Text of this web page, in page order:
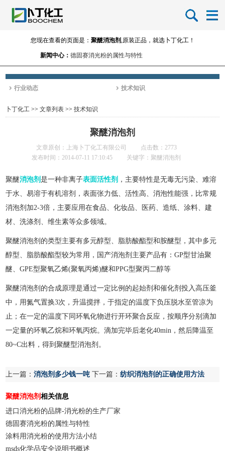
您现在查看的页面是： 聚醚消泡剂,原装正品，就选卜丁化工！
新闻中心： 德固赛消光粉的属性与特性
涂料用消光粉的使用方法小结
进口消光粉的品牌-消光粉的生产厂家
行业动态
技术知识
卜丁化工 >>文章列表 >>技术知识
聚醚消泡剂
文章原创：上海卜丁化工有限公司
点击数：2773
发布时间：2014-07-11 17:10:45
关键字：聚醚消泡剂
聚醚消泡剂是一种非离子表面活性剂 ，主要特性是无毒无污染、难溶
于水、易溶于有机溶剂，表面张力低、活性高、消泡性能强，比常规
消泡剂加2-3倍，主要应用在食品、化妆品、医药、造纸、涂料、建
材、洗涤剂、维生素等众多领域。
聚醚消泡剂的类型主要有多元醇型、脂肪酸酯型和胺醚型，其中多元
醇型、脂肪酸酯型较为常用，国产消泡剂主要产品有：GP型甘油聚
醚、GPE型聚氧乙烯(聚氧丙烯)醚和PPG型聚丙二醇等
聚醚消泡剂的合成原理是通过一定比例的起始剂和催化剂投入高压釜
中，用氮气置换3次，升温搅拌，于指定的温度下负压脱水至管凉为
止；在一定的温度下同环氧化物进行开环聚合反应，按顺序分别滴加
一定量的环氧乙烷和环氧丙烷。滴加完毕后老化40min，然后降温至
80~C出料，得到聚醚型消泡剂。
上一篇：消泡剂多少钱一吨 下一篇：纺织消泡剂的正确使用方法
聚醚消泡剂相关信息
进口消光粉的品牌-消光粉的生产厂家
德固赛消光粉的属性与特性
涂料用消光粉的使用方法小结
msds化学品安全说明书概述